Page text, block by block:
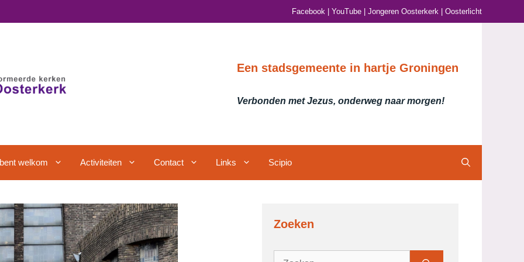
Facebook YouTube Jongeren Oosterkerk Oosterlicht
Een stadsgemeente in hartje Groningen
Verbonden met Jezus, onderweg naar morgen!
welkom Activiteiten Contact Links Scipio
Zoeken